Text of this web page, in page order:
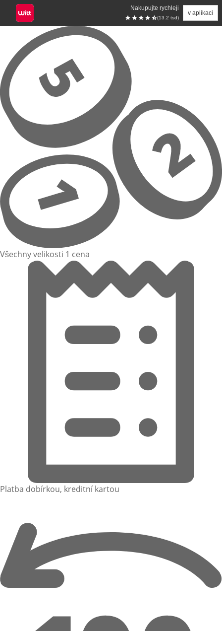
Nakupujte rychleji
(13.2 tsd)
v aplikaci
Přeskočit na hlavní obsah
Všechny velikosti 1 cena
Platba dobírkou, kreditní kartou